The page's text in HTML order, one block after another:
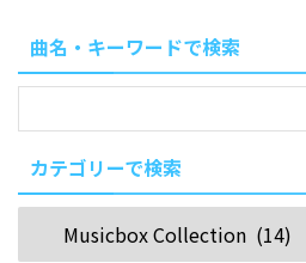
曲名・キーワードで検索
カテゴリーで検索